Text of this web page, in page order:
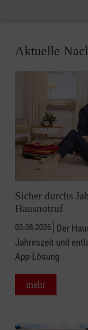
Aktuelle
Sicher durchs
Hausnotruf
03.08.2026 Der
Jahreszeit und
App-Lösung
mehr